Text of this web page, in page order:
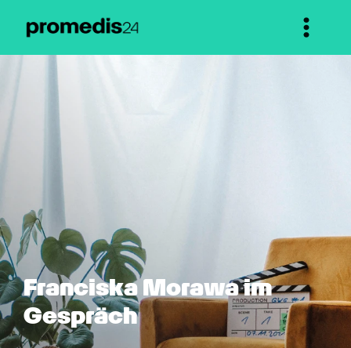
Franciska Morawa im
Gespräch